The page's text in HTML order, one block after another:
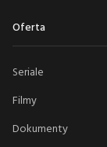
Oferta
Seriale
Filmy
Dokumenty